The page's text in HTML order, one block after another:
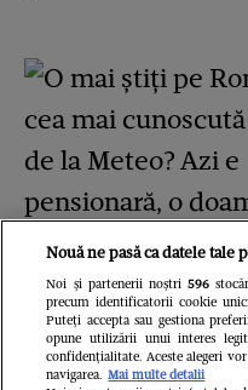
Nouă ne pasă ca datele tale
Noi și partenerii noștri 596
precum identificatorii cookie
Puteți accepta sau gestiona
opune utilizării unui interes
confidențialitate. Aceste alegeri
navigarea. Mai multe detalii